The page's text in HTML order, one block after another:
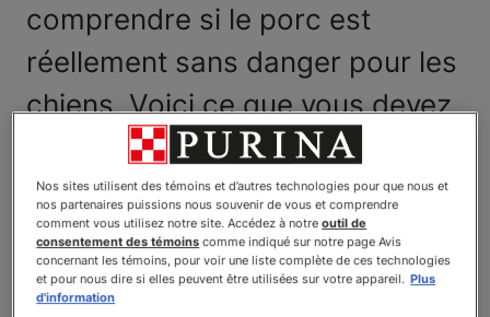
comprendre si le porc est
réellement sans danger pour les
chiens. Voici ce que vous devez
savoir avant d’ajouter du porc au
menu de votre chien.
Les chiens peuvent-ils
manger du porc?
Nos sites utilisent des témoins et d’autres technologies pour que nous et
nos partenaires puissions nous souvenir de vous et comprendre
comment vous utilisez notre site. Accédez à notreoutil de
consentement des témoins comme indiqué sur notre page Avis
concernant les témoins, pour voir une liste complète de ces technologies
et pour nous dire si elles peuvent être utilisées sur votre appareil. Plus
d'information